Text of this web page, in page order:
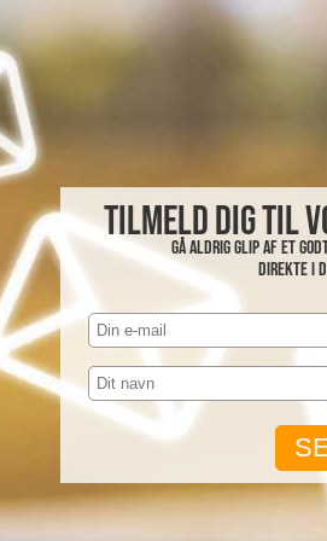
Tilmeld dig til
Gå aldrig glip af et
direkte i